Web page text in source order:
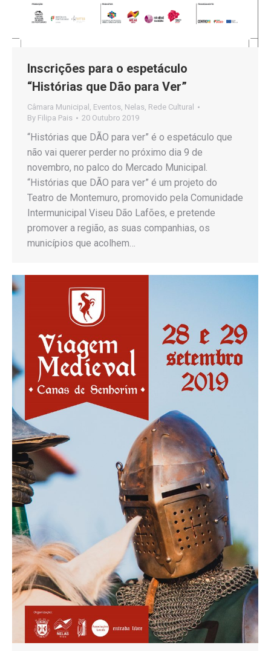
Inscrições para o espetáculo
“Histórias que Dão para Ver”
Câmara Municipal Eventos Nelas Rede Cultural
By Filipa Pais 20 Outubro 2019
“Histórias que DÃO para ver” é o espetáculo que
não vai querer perder no próximo dia 9 de
novembro, no palco do Mercado Municipal.
“Histórias que DÃO para ver” é um projeto do
Teatro de Montemuro, promovido pela Comunidade
Intermunicipal Viseu Dão Lafões, e pretende
promover a região, as suas companhias, os
municípios que acolhem…